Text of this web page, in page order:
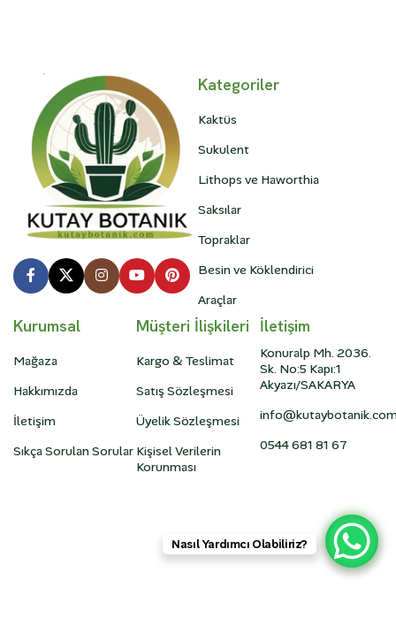
Kategoriler
Kaktüs
Sukulent
Lithops ve Haworthia
Saksılar
Topraklar
Besin ve Köklendirici
Araçlar
Kurumsal
Mağaza
Hakkımızda
İletişim
Sıkça Sorulan Sorular
Müşteri İlişkileri
Kargo & Teslimat
Satış Sözleşmesi
Üyelik Sözleşmesi
Kişisel Verilerin
Korunması
İletişim
Konuralp Mh. 2036.
Sk. No:5 Kapı:1
Akyazı/SAKARYA
0544 681 81 67
Nasıl Yardımcı Olabiliriz?